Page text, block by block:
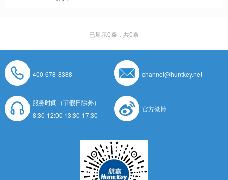
已显示0条，共0条
400-678-8388 channel@huntkey.net
服务时间（节假日除外）
8:30-12:00 13:30-17:30
官方微博